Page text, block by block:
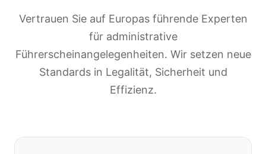
Vertrauen Sie auf Europas führende Experten
für administrative
Führerscheinangelegenheiten. Wir setzen neue
Standards in Legalität, Sicherheit und
Effizienz.